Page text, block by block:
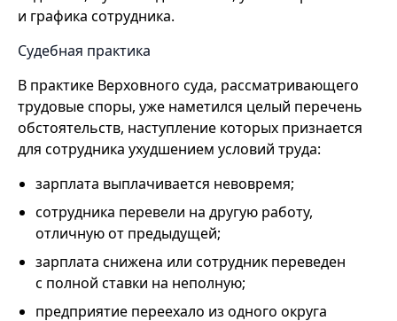
и графика сотрудника.
Судебная практика
В практике Верховного суда, рассматривающего
трудовые споры, уже наметился целый перечень
обстоятельств, наступление которых признается
для сотрудника ухудшением условий труда:
зарплата выплачивается невовремя;
сотрудника перевели на другую работу,
отличную от предыдущей;
зарплата снижена или сотрудник переведен
с полной ставки на неполную;
предприятие переехало из одного округа